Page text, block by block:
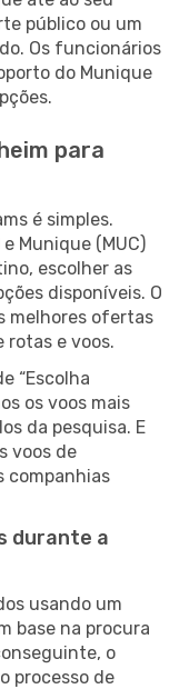
público ou um
Os funcionários
do Munique
para
é simples.
Munique (MUC)
escolher as
disponíveis. O
melhores ofertas
rotas e voos.
“Escolha
os voos mais
da pesquisa. E
voos de
companhias
durante a
usando um
base na procura
o
processo de